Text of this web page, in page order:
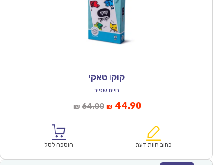
קוקו טאקי
חיים שפיר
₪ 64.00המחיר
₪64.00.
₪ 44.90המחיר
הוא:
כתוב חוות דעת הוספה לסל